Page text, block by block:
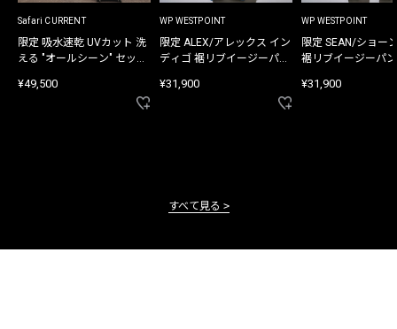
Safari CURRENT
限定 吸水速乾 UVカット 洗
える "オールシーン" セット
¥49,500
WP WESTPOINT
限定 ALEX/アレックス イン
ディゴ 裾リブイージーパン
¥31,900
WP WESTPOINT
限定 SEAN/ショー
裾リブイージーパ
¥31,900
すべて見る